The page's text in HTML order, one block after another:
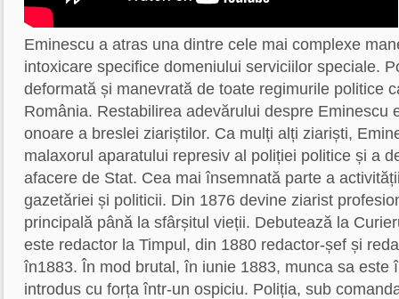
Eminescu a atras una dintre cele mai complexe
intoxicare specifice domeniului serviciilor speciale.
deformată și manevrată de toate regimurile politice
România. Restabilirea adevărului despre Eminescu
onoare a breslei ziariștilor. Ca mulți alți ziariști,
malaxorul aparatului represiv al poliției politice și a
afacere de Stat. Cea mai însemnată parte a
gazetăriei și politicii. Din 1876 devine ziarist
principală până la sfârșitul vieții. Debutează la
este redactor la Timpul, din 1880 redactor-șef și
în1883. În mod brutal, în iunie 1883, munca sa este
introdus cu forța într-un ospiciu. Poliția, sub